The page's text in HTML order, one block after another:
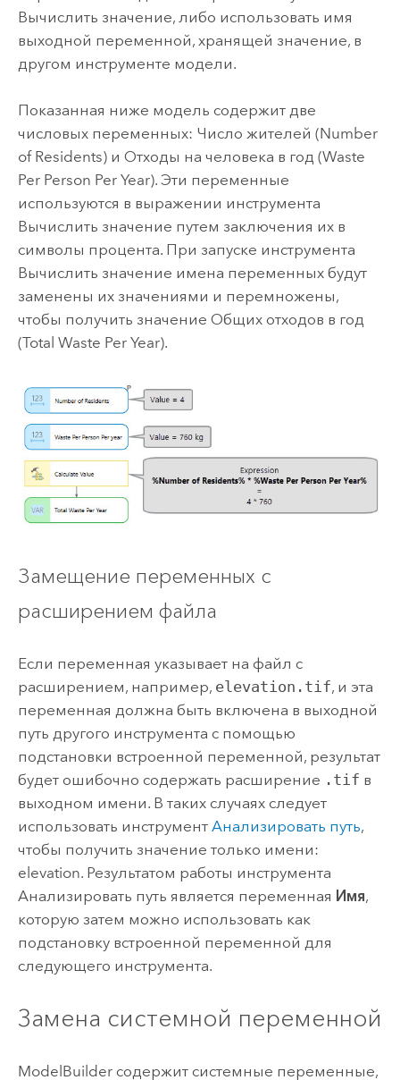
Вычислить значение, либо использовать имя
выходной переменной, хранящей значение, в
другом инструменте модели.
Показанная ниже модель содержит две
числовых переменных: Число жителей (Number
of Residents)и Отходы на человека в год (Waste
Per Person Per Year). Эти переменные
используются в выражении инструмента
Вычислить значение путем заключения их в
символы процента. При запуске инструмента
Вычислить значение имена переменных будут
заменены их значениями и перемножены,
чтобы получить значение Общих отходов в год
(Total Waste Per Year).
Замещение переменных с
расширением файла
Если переменная указывает на файл с
расширением, например, elevation.tif, и эта
переменная должна быть включена в выходной
путь другого инструмента с помощью
подстановки встроенной переменной, результат
будет ошибочно содержать расширение .tif в
выходном имени. В таких случаях следует
использовать инструмент Анализировать путь,
чтобы получить значение только имени:
elevation. Результатом работы инструмента
Анализировать путь является переменная Имя,
которую затем можно использовать как
подстановку встроенной переменной для
следующего инструмента.
Замена системной переменной
ModelBuilderсодержит системные переменные,